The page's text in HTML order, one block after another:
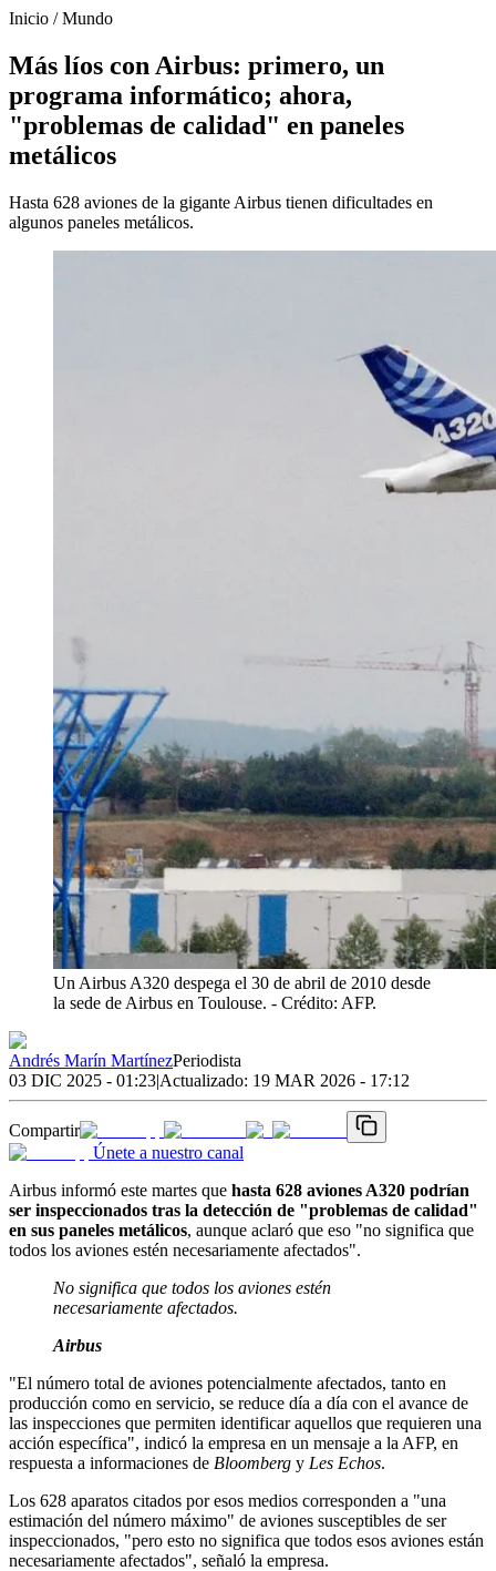
Inicio /Mundo
Más líos con Airbus: primero, un
programa informático; ahora,
"problemas de calidad" en paneles
metálicos
Hasta 628 aviones de la gigante Airbus tienen dificultades en
algunos paneles metálicos.
Un Airbus A320 despega el 30 de abril de 2010 desde
la sede de Airbus en Toulouse. - Crédito: AFP.
Andrés Marín MartínezPeriodista
03 DIC 2025 - 01:23|Actualizado: 19 MAR 2026 - 17:12
Compartir
Únete a nuestro canal
Airbus informó este martes que hasta 628 aviones A320 podrían
ser inspeccionados tras la detección de "problemas de calidad"
en sus paneles metálicos, aunque aclaró que eso "no significa que
todos los aviones estén necesariamente afectados".
No significa que todos los aviones estén
necesariamente afectados.
Airbus
"El número total de aviones potencialmente afectados, tanto en
producción como en servicio, se reduce día a día con el avance de
las inspecciones que permiten identificar aquellos que requieren una
acción específica", indicó la empresa en un mensaje a la AFP, en
respuesta a informaciones de Bloomberg y Les Echos.
Los 628 aparatos citados por esos medios corresponden a "una
estimación del número máximo" de aviones susceptibles de ser
inspeccionados, "pero esto no significa que todos esos aviones están
necesariamente afectados", señaló la empresa.